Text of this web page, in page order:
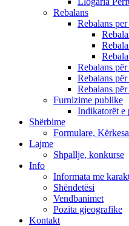
Rebalans
Rebalans
Rebalans
Rebalans
Rebalans
Furnizime publike
Indikatorët e
Shërbime
Formulare, Kërkesa
Lajme
Shpallje, konkurse
Info
Informata me
Shëndetësi
Vendbanimet
Pozita gjeografike
Kontakt